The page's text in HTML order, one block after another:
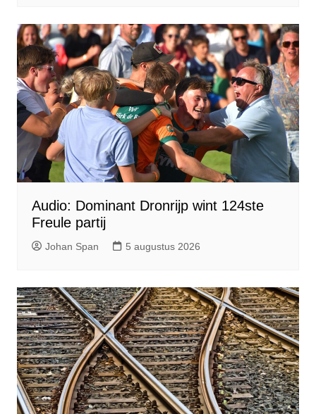
Audio: Dominant Dronrijp wint 124ste
Freule partij
Johan Span 5 augustus 2026